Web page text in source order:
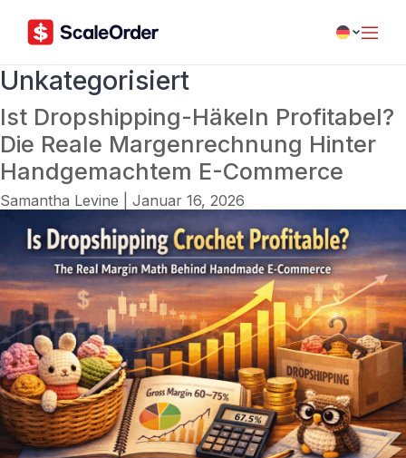
Unkategorisiert
Ist Dropshipping-Häkeln Profitabel?
Die Reale Margenrechnung Hinter
Handgemachtem E-Commerce
Samantha Levine Januar 16, 2026